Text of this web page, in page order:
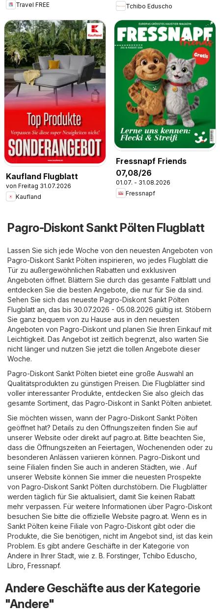
Travel FREE
Tchibo Eduscho
Kaufland Flugblatt
von Freitag 31.07.2026
Kaufland
Fressnapf Friends
07,08/26
01.07. - 31.08.2026
Fressnapf
Pagro-Diskont Sankt Pölten Flugblatt
Lassen Sie sich jede Woche von den neuesten Angeboten von
Pagro-Diskont Sankt Pölten inspirieren, wo jedes Flugblatt die
Tür zu außergewöhnlichen Rabatten und exklusiven
Angeboten öffnet. Blättern Sie durch das gesamte Faltblatt und
entdecken Sie die besten Angebote, die nur für Sie da sind.
Sehen Sie sich das neueste Pagro-Diskont Sankt Pölten
Flugblatt an, das bis 30.07.2026 - 05.08.2026 gültig ist. Stöbern
Sie ganz bequem von zu Hause aus in den neuesten
Angeboten von Pagro-Diskont und planen Sie Ihren Einkauf mit
Leichtigkeit. Das Angebot ist zeitlich begrenzt, also warten Sie
nicht länger und nutzen Sie jetzt die tollen Angebote dieser
Woche.
Pagro-Diskont Sankt Pölten bietet eine große Auswahl an
Qualitätsprodukten zu günstigen Preisen. Die Flugblätter sind
voller interessanter Produkte, entdecken Sie also gleich das
gesamte Sortiment, das Pagro-Diskont in Sankt Pölten anbietet.
Sie möchten wissen, wann der Pagro-Diskont Sankt Pölten
geöffnet hat? Details zu den Öffnungszeiten finden Sie auf
unserer Website oder direkt auf pagro.at. Bitte beachten Sie,
dass die Öffnungszeiten an Feiertagen, Wochenenden oder zu
besonderen Anlässen variieren können. Pagro-Diskont und
seine Filialen finden Sie auch in anderen Städten, wie . Auf
unserer Website können Sie immer die neuesten Prospekte
von Pagro-Diskont Sankt Pölten durchstöbern. Die Flugblätter
werden täglich für Sie aktualisiert, damit Sie keinen Rabatt
mehr verpassen. Für weitere Informationen über Pagro-Diskont
besuchen Sie bitte die offizielle Website pagro.at. Wenn es in
Sankt Pölten keine Filiale von Pagro-Diskont gibt oder die
Produkte, die Sie benötigen, nicht im Angebot sind, ist das kein
Problem. Es gibt andere Geschäfte in der Kategorie von
Andere in Ihrer Stadt, wie z. B. Forstinger, Tchibo Eduscho
Libro Fressnapf.
Andere Geschäfte aus der Kategorie
"Andere"